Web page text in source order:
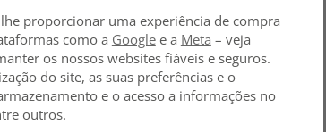
proporcionar uma experiência de compra
como a Googlee a Meta – veja
os nossos websites fiáveis e seguros.
do site, as suas preferências e o
e o acesso a informações no
outros.